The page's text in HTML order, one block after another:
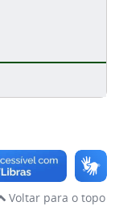
Voltar para o topo